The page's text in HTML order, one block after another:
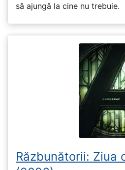
să ajungă la cine nu trebuie.
Răzbunătorii: Ziua